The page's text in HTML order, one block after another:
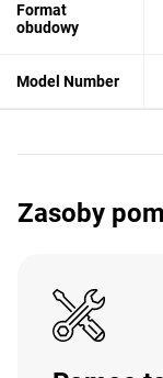
Format
obudowy
Model Number
Zasoby